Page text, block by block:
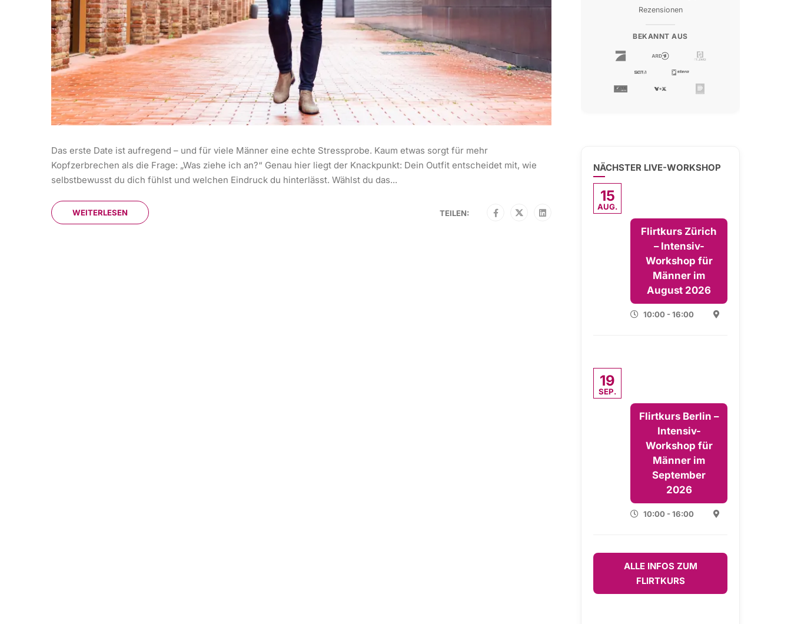
Das erste Date ist aufregend – und für viele Männer eine echte Stressprobe. Kaum etwas sorgt für mehr
Kopfzerbrechen als die Frage: „Was ziehe ich an?“ Genau hier liegt der Knackpunkt: Dein Outfit entscheidet mit, wie
selbstbewusst du dich fühlst und welchen Eindruck du hinterlässt. Wählst du das...
WEITERLESEN TEILEN:
Rezensionen
BEKANNT AUS
NÄCHSTER LIVE-WORKSHOP
15
AUG.
Flirtkurs Zürich
– Intensiv-
Workshop für
Männer im
August 2026
10:00 - 16:00
19
SEP.
Flirtkurs Berlin –
Intensiv-
Workshop für
Männer im
September
2026
10:00 - 16:00
ALLE INFOS ZUM
FLIRTKURS